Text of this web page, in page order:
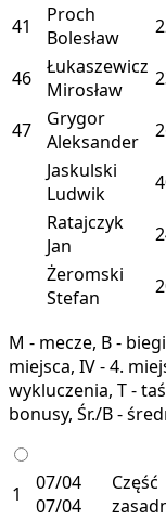
41
Proch
Bolesław
46
Łukaszewicz
Mirosław
47
Grygor
Aleksander
Jaskulski
Ludwik
Ratajczyk
Jan
Żeromski
Stefan
M - mecze, B -
miejsca, IV - 4.
wykluczenia, T -
bonusy, Śr./B -
1
07/04
07/04
Część